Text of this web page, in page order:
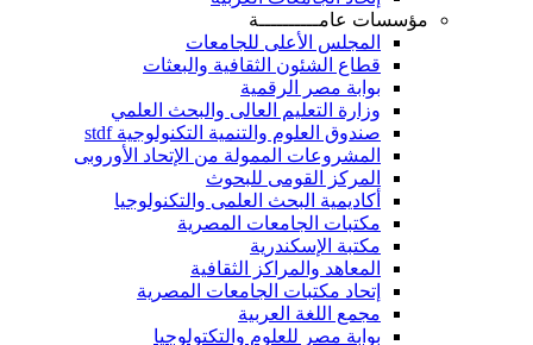
مؤسسات عامــــــــــة
المجلس الأعلى للجامعات
قطاع الشئون الثقافية والبعثات
بوابة مصر الرقمية
وزارة التعليم العالى والبحث العلمي
صندوق العلوم والتنمية التكنولوجية stdf
المشروعات الممولة من الإتحاد الأوروبى
المركز القومى للبحوث
أكاديمية البحث العلمى والتكنولوجيا
مكتبات الجامعات المصرية
مكتبة الإسكندرية
المعاهد والمراكز الثقافية
إتحاد مكتبات الجامعات المصرية
مجمع اللغة العربية
بوابة مصر للعلوم والتكتولوجيا